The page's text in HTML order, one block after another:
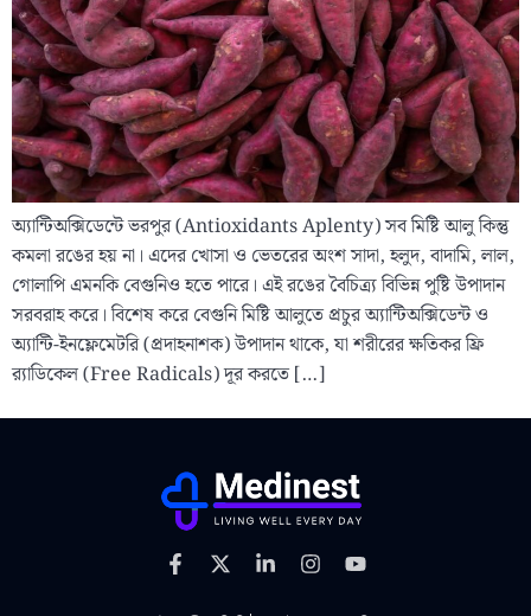
অ্যান্টিঅক্সিডেন্টে ভরপুর (Antioxidants Aplenty) সব মিষ্টি আলু কিন্তু
কমলা রঙের হয় না। এদের খোসা ও ভেতরের অংশ সাদা, হলুদ, বাদামি, লাল,
গোলাপি এমনকি বেগুনিও হতে পারে। এই রঙের বৈচিত্র্য বিভিন্ন পুষ্টি উপাদান
সরবরাহ করে। বিশেষ করে বেগুনি মিষ্টি আলুতে প্রচুর অ্যান্টিঅক্সিডেন্ট ও
অ্যান্টি-ইনফ্লেমেটরি (প্রদাহনাশক) উপাদান থাকে, যা শরীরের ক্ষতিকর ফ্রি
র‍্যাডিকেল (Free Radicals) দূর করতে […]